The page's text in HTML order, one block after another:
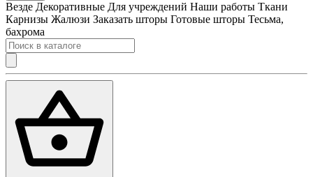
Везде Декоративные Для учреждений Наши работы Ткани
Карнизы Жалюзи Заказать шторы Готовые шторы Тесьма,
бахрома